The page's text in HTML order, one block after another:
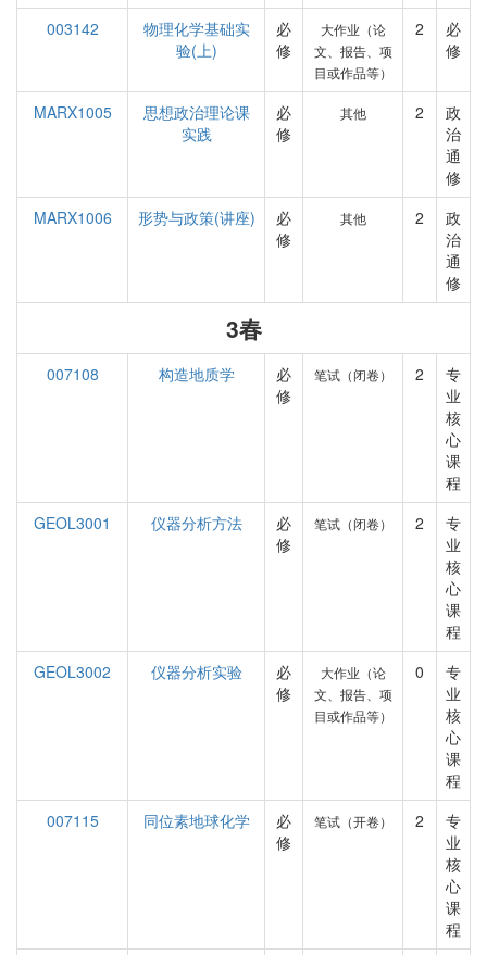
003142
物理化学基础实
验(上)
必
修
大作业（论
文、报告、项
目或作品等）
2
必
修
MARX1005
思想政治理论课
实践
必
修
其他 2
政
治
通
修
MARX1006
形势与政策(讲座)
必
修
其他 2
政
治
通
修
3春
007108 构造地质学
必
修
笔试（闭卷） 2
专
业
核
心
课
程
GEOL3001
仪器分析方法
必
修
笔试（闭卷） 2
专
业
核
心
课
程
GEOL3002
仪器分析实验
必
修
大作业（论
文、报告、项
目或作品等）
0
专
业
核
心
课
程
007115
同位素地球化学
必
修
笔试（开卷） 2
专
业
核
心
课
程